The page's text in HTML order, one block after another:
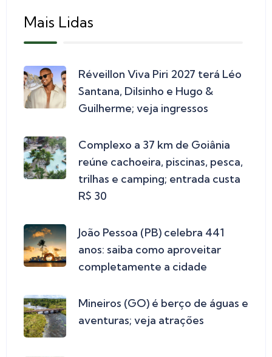
Mais Lidas
Réveillon Viva Piri 2027 terá Léo
Santana, Dilsinho e Hugo &
Guilherme; veja ingressos
Complexo a 37 km de Goiânia
reúne cachoeira, piscinas, pesca,
trilhas e camping; entrada custa
R$ 30
João Pessoa (PB) celebra 441
anos: saiba como aproveitar
completamente a cidade
Mineiros (GO) é berço de águas e
aventuras; veja atrações